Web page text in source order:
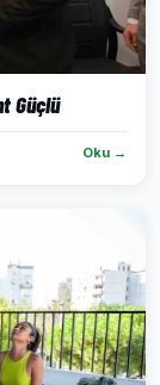
Güçlü
Oku →